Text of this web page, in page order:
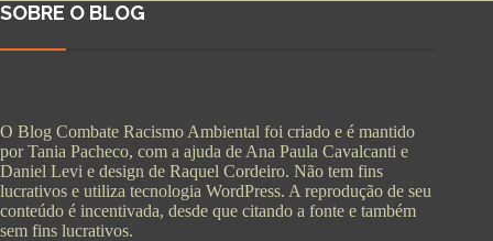
SOBRE O BLOG
O Blog Combate Racismo Ambiental foi criado e é mantido
por Tania Pacheco, com a ajuda de Ana Paula Cavalcanti e
Daniel Levi e design de Raquel Cordeiro. Não tem fins
lucrativos e utiliza tecnologia WordPress. A reprodução de seu
conteúdo é incentivada, desde que citando a fonte e também
sem fins lucrativos.